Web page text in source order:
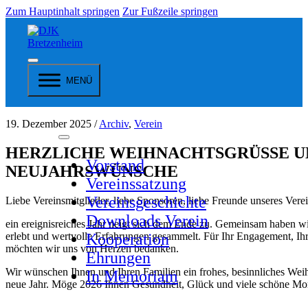
Zum Hauptinhalt springen Zur Fußzeile springen
MENÜ
Vorstand
Vereinssatzung
Vereinsgeschichte
Downloads Verein
Kooperation
Ehrungen
In Memoriam
19. Dezember 2025 /Archiv, Verein
HERZLICHE WEIHNACHTSGRÜSSE
EUJAHRSWÜNSCHE
Liebe Vereinsmitglieder, liebe Sponsoren, liebe Freunde unseres
ein ereignisreiches Jahr neigt sich dem Ende zu. Gemeinsam haben
erlebt und wertvolle Erfahrungen gesammelt. Für Ihr Engagement,
möchten wir uns von Herzen bedanken.
Wir wünschen Ihnen und Ihren Familien ein frohes, besinnliches
neue Jahr. Möge 2026 Ihnen Gesundheit, Glück und viele schöne